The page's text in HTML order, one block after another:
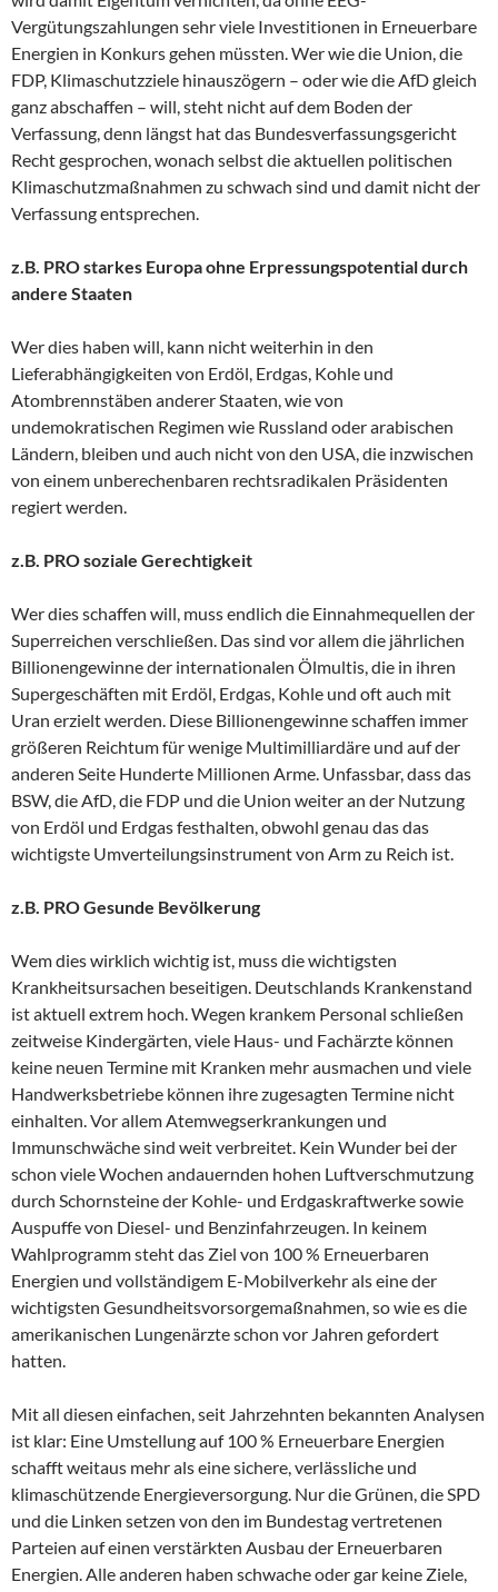
Vergütungszahlungen sehr viele Investitionen in Erneuerbare
Energien in Konkurs gehen müssten. Wer wie die Union, die
FDP, Klimaschutzziele hinauszögern – oder wie die AfD gleich
ganz abschaffen – will, steht nicht auf dem Boden der
Verfassung, denn längst hat das Bundesverfassungsgericht
Recht gesprochen, wonach selbst die aktuellen politischen
Klimaschutzmaßnahmen zu schwach sind und damit nicht der
Verfassung entsprechen.
z.B. PRO starkes Europa ohne Erpressungspotential durch
andere Staaten
Wer dies haben will, kann nicht weiterhin in den
Lieferabhängigkeiten von Erdöl, Erdgas, Kohle und
Atombrennstäben anderer Staaten, wie von
undemokratischen Regimen wie Russland oder arabischen
Ländern, bleiben und auch nicht von den USA, die inzwischen
von einem unberechenbaren rechtsradikalen Präsidenten
regiert werden.
z.B. PRO soziale Gerechtigkeit
Wer dies schaffen will, muss endlich die Einnahmequellen der
Superreichen verschließen. Das sind vor allem die jährlichen
Billionengewinne der internationalen Ölmultis, die in ihren
Supergeschäften mit Erdöl, Erdgas, Kohle und oft auch mit
Uran erzielt werden. Diese Billionengewinne schaffen immer
größeren Reichtum für wenige Multimilliardäre und auf der
anderen Seite Hunderte Millionen Arme. Unfassbar, dass das
BSW, die AfD, die FDP und die Union weiter an der Nutzung
von Erdöl und Erdgas festhalten, obwohl genau das das
wichtigste Umverteilungsinstrument von Arm zu Reich ist.
z.B. PRO Gesunde Bevölkerung
Wem dies wirklich wichtig ist, muss die wichtigsten
Krankheitsursachen beseitigen. Deutschlands Krankenstand
ist aktuell extrem hoch. Wegen krankem Personal schließen
zeitweise Kindergärten, viele Haus- und Fachärzte können
keine neuen Termine mit Kranken mehr ausmachen und viele
Handwerksbetriebe können ihre zugesagten Termine nicht
einhalten. Vor allem Atemwegserkrankungen und
Immunschwäche sind weit verbreitet. Kein Wunder bei der
schon viele Wochen andauernden hohen Luftverschmutzung
durch Schornsteine der Kohle- und Erdgaskraftwerke sowie
Auspuffe von Diesel- und Benzinfahrzeugen. In keinem
Wahlprogramm steht das Ziel von 100 % Erneuerbaren
Energien und vollständigem E-Mobilverkehr als eine der
wichtigsten Gesundheitsvorsorgemaßnahmen, so wie es die
amerikanischen Lungenärzte schon vor Jahren gefordert
hatten.
Mit all diesen einfachen, seit Jahrzehnten bekannten Analysen
ist klar: Eine Umstellung auf 100 % Erneuerbare Energien
schafft weitaus mehr als eine sichere, verlässliche und
klimaschützende Energieversorgung. Nur die Grünen, die SPD
und die Linken setzen von den im Bundestag vertretenen
Parteien auf einen verstärkten Ausbau der Erneuerbaren
Energien. Alle anderen haben schwache oder gar keine Ziele,